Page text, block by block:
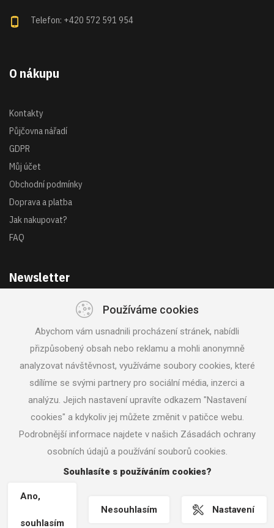
Telefon: +420 572 591 954
O nákupu
Kontakty
Půjčovna nářadí
GDPR
Můj účet
Obchodní podmínky
Doprava a platba
Jak nakupovat?
FAQ
Newsletter
Získejte akce a novinky z první ruky
SLEDUJTE NÁS
© 2018 Svět nářadí |Nastavení cookies|Vrácení zboží /
Odstoupení od smlouvy | Tvorba www stránekMachin.cz
Používáme cookies
Abychom vám usnadnili procházení stránek, nabídli
přizpůsobený obsah nebo reklamu a mohli anonymně
analyzovat návštěvnost, využíváme soubory cookies, které
sdílíme se svými partnery pro sociální média, inzerci a
analýzu. Jejich nastavení upravíte odkazem "Nastavení
cookies" a kdykoliv jej můžete změnit v patičce webu.
Podrobnější informace najdete v našich Zásadách ochrany
osobních údajů a používání souborů cookies.
Souhlasíte s používáním cookies?
Ano,
souhlasím
Nesouhlasím Nastavení